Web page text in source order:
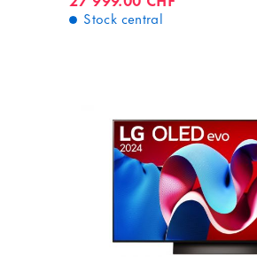
Stock central